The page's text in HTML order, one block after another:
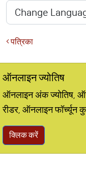
पत्रिका
ऑनलाइन ज्योतिष
ऑनलाइन अंक ज्योतिष,
रीडर, ऑनलाइन फॉर्च्यून
क्लिक करें